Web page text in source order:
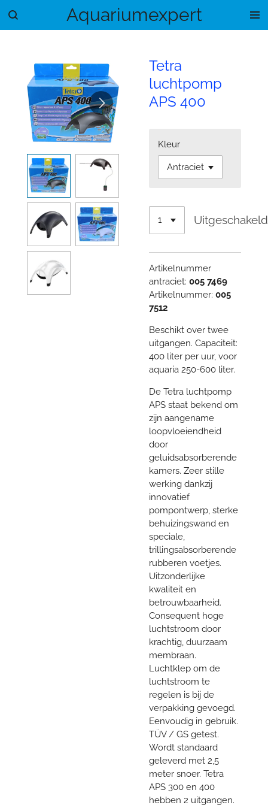
Ga
hoofdinhoud
Aquariumexpert
Tetra
luchtpomp
APS 400
Kleur
Uitgeschakeld
Artikelnummer
antraciet: 005 7469
Artikelnummer: 005
7512
Beschikt over twee
uitgangen. Capaciteit:
400 liter per uur, voor
aquaria 250-600 liter.
De Tetra luchtpomp
APS staat bekend om
zijn aangename
loopvloeiendheid
door
geluidsabsorberende
kamers. Zeer stille
werking dankzij
innovatief
pompontwerp, sterke
behuizingswand en
speciale,
trillingsabsorberende
rubberen voetjes.
Uitzonderlijke
kwaliteit en
betrouwbaarheid.
Consequent hoge
luchtstroom door
krachtig, duurzaam
membraan.
Luchtklep om de
luchtstroom te
regelen is bij de
verpakking gevoegd.
Eenvoudig in gebruik.
TÜV / GS getest.
Wordt standaard
geleverd met 2,5
meter snoer. Tetra
APS 300 en 400
hebben 2 uitgangen.